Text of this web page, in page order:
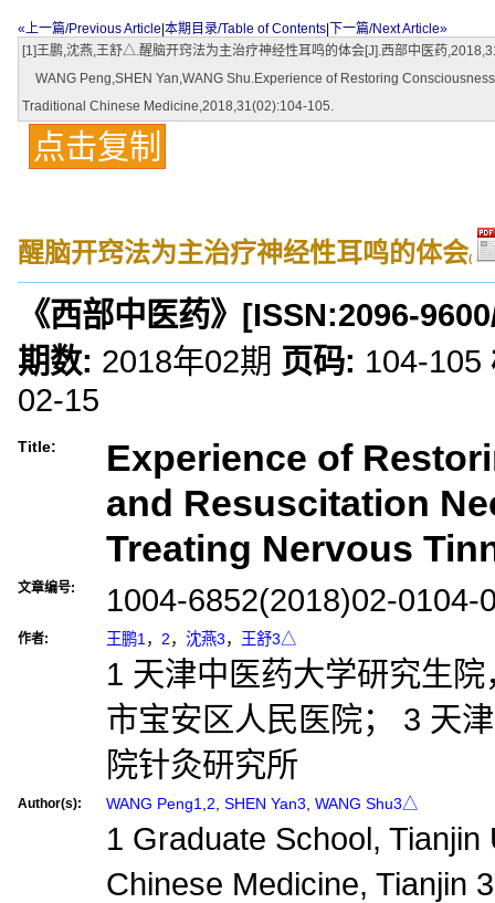
«上一篇/Previous Article 本期目录/Table of Contents
下一篇/Next Article»
[1]王鹏,沈燕,王舒△.醒脑开窍法为主治疗神经性耳鸣的体会[J].西部中医药
WANG Peng,SHEN Yan,WANG Shu.Experience of Restoring
Traditional Chinese Medicine,2018,31(02):104-105.
点击复制
醒脑开窍法为主治疗神经性耳鸣的体会(
《西部中医药》 [ISSN:2096-9600
期数: 2018年02期 页码: 104-105
02-15
Title:
Experience of
and Resuscitation
Treating Nervous
文章编号: 1004-6852(2018)02-0104-
作者: 王鹏1 ， 2， 沈燕3， 王舒3△
1 天津中医药大学研究生
市宝安区人民医院； 3 天
院针灸研究所
Author(s): WANG Peng1 2 SHEN Yan3 WANG Shu3△
1 Graduate School,
Chinese Medicine, Tianjin